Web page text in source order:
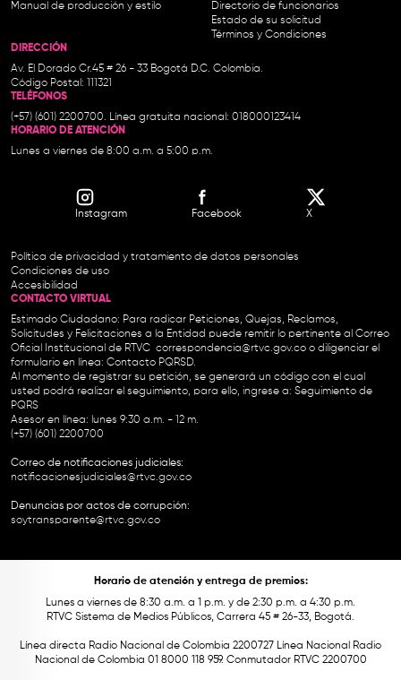
Manual de producción y estilo
Directorio de funcionarios
Estado de su solicitud
Términos y Condiciones
DIRECCIÓN
Av. El Dorado Cr.45 # 26 - 33 Bogotá D.C. Colombia.
Código Postal: 111321
TELÉFONOS
(+57) (601) 2200700. Línea gratuita nacional: 018000123414
HORARIO DE ATENCIÓN
Lunes a viernes de 8:00 a.m. a 5:00 p.m.
Instagram Facebook X
Política de privacidad y tratamiento de datos personales
Condiciones de uso
Accesibilidad
CONTACTO VIRTUAL
Estimado Ciudadano: Para radicar Peticiones, Quejas, Reclamos,
Solicitudes y Felicitaciones a la Entidad puede remitir lo pertinente al Correo
Oficial Institucional de RTVC correspondencia@rtvc.gov.co o diligenciar el
formulario en línea: Contacto PQRSD.
Al momento de registrar su petición, se generará un código con el cual
usted podrá realizar el seguimiento, para ello, ingrese a: Seguimiento de
PQRS
Asesor en línea: lunes 9:30 a.m. - 12 m.
(+57) (601) 2200700
Correo de notificaciones judiciales:
notificacionesjudiciales@rtvc.gov.co
Denuncias por actos de corrupción:
soytransparente@rtvc.gov.co
Horario de atención y entrega de premios:
Lunes a viernes de 8:30 a.m. a 1 p.m. y de 2:30 p.m. a 4:30 p.m.
RTVC Sistema de Medios Públicos, Carrera 45 # 26-33, Bogotá.
Línea directa Radio Nacional de Colombia 2200727 Línea Nacional Radio
Nacional de Colombia 01 8000 118 959. Conmutador RTVC 2200700